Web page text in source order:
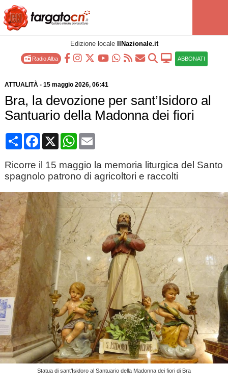
Edizione locale IlNazionale.it
Radio Alba ABBONATI
ATTUALITÀ- 15 maggio 2026, 06:41
Bra, la devozione per sant’Isidoro al
Santuario della Madonna dei fiori
CondividiFacebook
X WhatsApp
Email
Ricorre il 15 maggio la memoria liturgica del Santo
spagnolo patrono di agricoltori e raccolti
Statua di sant’Isidoro al Santuario della Madonna dei fiori di Bra